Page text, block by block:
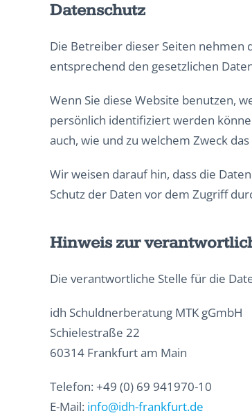
Datenschutz
Die Betreiber dieser Seiten nehmen
entsprechend den gesetzlichen
Wenn Sie diese Website benutzen,
persönlich identifiziert werden
auch, wie und zu welchem Zweck
Wir weisen darauf hin, dass die
Schutz der Daten vor dem Zugriff
Hinweis zur
Die verantwortliche Stelle für die
idh Schuldnerberatung MTK gGmbH
Schielestraße 22
60314 Frankfurt am Main
Telefon: +49 (0) 69 941970-10
E-Mail: info@idh-frankfurt.de